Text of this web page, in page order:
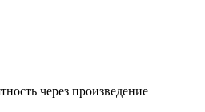
через произведение